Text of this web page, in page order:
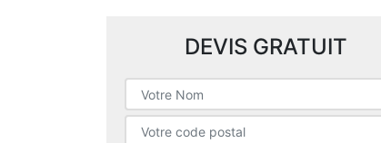
DEVIS GRATUIT